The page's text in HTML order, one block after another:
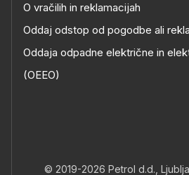
O vračilih in reklamacijah
Oddaj odstop od pogodbe ali
Oddaja odpadne električne in
(OEEO)
© 2019-2026 Petrol d.d.,